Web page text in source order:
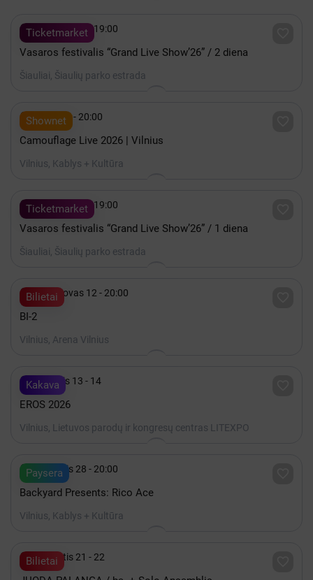
Ticketmarket
 Rugpjūtis 08 - 19:00
Vasaros festivalis “Grand Live Show’26” / 2 diena
Šiauliai, Šiaulių parko estrada
Shownet
 Spalis 15 - 20:00
Camouflage Live 2026 | Vilnius
Vilnius, Kablys + Kultūra
Ticketmarket
 Rugpjūtis 07 - 19:00
Vasaros festivalis “Grand Live Show’26” / 1 diena
Šiauliai, Šiaulių parko estrada
Bilietai
 2027 Kovas 12 - 20:00
BI-2
Vilnius, Arena Vilnius
Kakava
 Lapkritis 13 - 14
EROS 2026
Vilnius, Lietuvos parodų ir kongresų centras LITEXPO
Paysera
 Rugpjūtis 28 - 20:00
Backyard Presents: Rico Ace
Vilnius, Kablys + Kultūra
Bilietai
 Rugpjūtis 21 - 22